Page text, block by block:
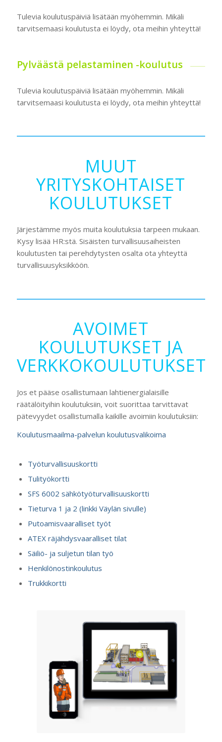
Tulevia koulutuspäiviä lisätään myöhemmin. Mikäli
tarvitsemaasi koulutusta ei löydy, ota meihin yhteyttä!
Pylväästä pelastaminen -koulutus
Tulevia koulutuspäiviä lisätään myöhemmin. Mikäli
tarvitsemaasi koulutusta ei löydy, ota meihin yhteyttä!
MUUT
YRITYSKOHTAISET
KOULUTUKSET
Järjestämme myös muita koulutuksia tarpeen mukaan.
Kysy lisää HR:stä. Sisäisten turvallisuusaiheisten
koulutusten tai perehdytysten osalta ota yhteyttä
turvallisuusyksikköön.
AVOIMET
KOULUTUKSET JA
VERKKOKOULUTUKSET
Jos et pääse osallistumaan lahtienergialaisille
räätälöityihin koulutuksiin, voit suorittaa tarvittavat
pätevyydet osallistumalla kaikille avoimiin koulutuksiin:
Koulutusmaailma-palvelun koulutusvalikoima
Työturvallisuuskortti
Tulityökortti
SFS 6002 sähkötyöturvallisuuskortti
Tieturva 1 ja 2 (linkki Väylän sivulle)
Putoamisvaaralliset työt
ATEX räjähdysvaaralliset tilat
Säiliö- ja suljetun tilan työ
Henkilönostinkoulutus
Trukkikortti